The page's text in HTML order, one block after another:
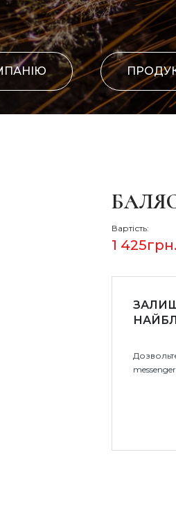
Вартість:
1 425грн.